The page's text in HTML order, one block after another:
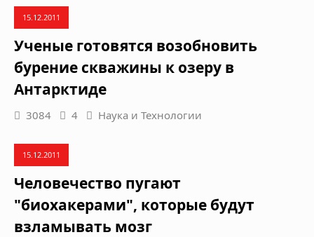
15.12.2011
Ученые готовятся возобновить
бурение скважины к озеру в
Антарктиде
3084 4 Наука и Технологии
15.12.2011
Человечество пугают
"биохакерами", которые будут
взламывать мозг